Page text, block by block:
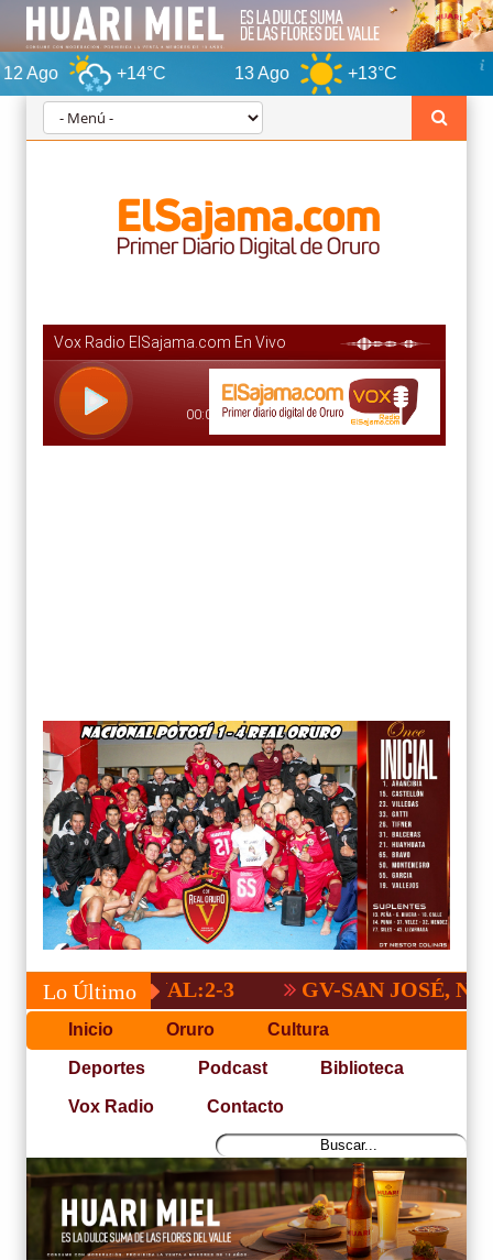
+14°C 13 Ago +13°C Oruro
Lo Último
NACIONAL:2-3 GV-SAN JOSÉ, NO PUDO
Inicio Oruro Cultura
Deportes Podcast Biblioteca
Vox Radio Contacto